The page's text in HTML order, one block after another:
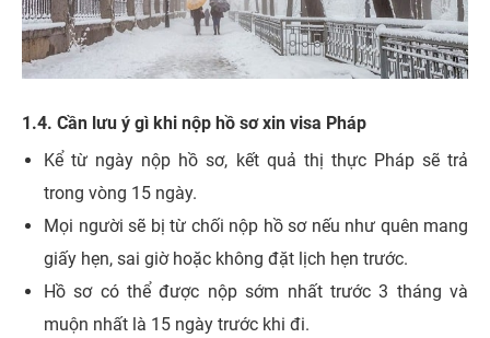
1.4. Cần lưu ý gì khi nộp hồ sơ xin visa Pháp
Kể từ ngày nộp hồ sơ, kết quả thị thực Pháp sẽ trả
trong vòng 15 ngày.
Mọi người sẽ bị từ chối nộp hồ sơ nếu như quên mang
giấy hẹn, sai giờ hoặc không đặt lịch hẹn trước.
Hồ sơ có thể được nộp sớm nhất trước 3 tháng và
muộn nhất là 15 ngày trước khi đi.